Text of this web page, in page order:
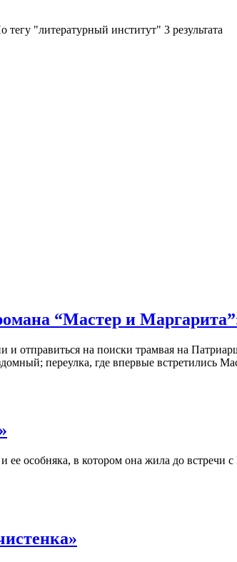
тегу "литературный институт" 3 результата
“Мастер и
и отправиться на поиски трамвая на
переулка, где впервые встретились
ее особняка, в котором она жила до встречи